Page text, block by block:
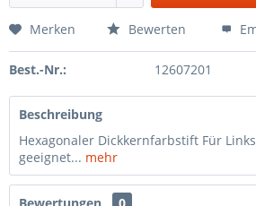
Merken Bewerten
Best.-Nr.: 12607201
Beschreibung
Hexagonaler Dickkernfarbstift Für
geeignet... mehr